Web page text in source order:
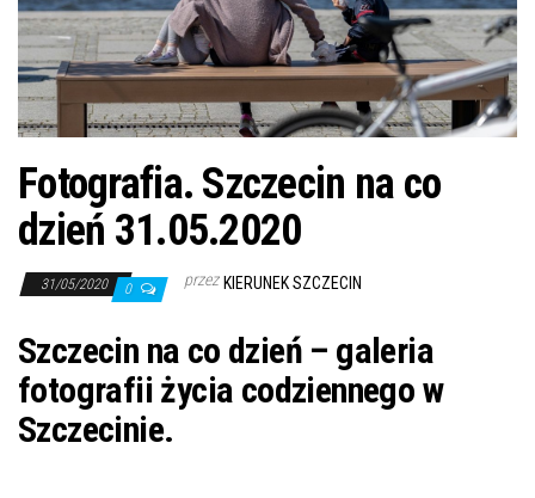
ę
Fotografia. Szczecin na co
dzień 31.05.2020
31/05/2020 0 przez KIERUNEK SZCZECIN
Szczecin na co dzień – galeria
fotografii życia codziennego w
Szczecinie.